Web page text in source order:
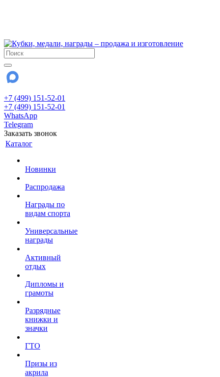
+7 (499) 151-52-01
+7 (499) 151-52-01
WhatsApp
Telegram
Заказать звонок
Каталог
Новинки
Распродажа
Награды по
видам спорта
Универсальные
награды
Активный
отдых
Дипломы и
грамоты
Разрядные
книжки и
значки
ГТО
Призы из
акрила